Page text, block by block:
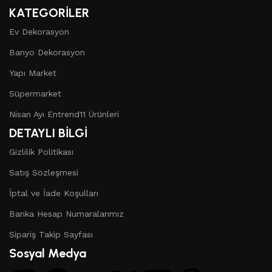
KATEGORİLER
Ev Dekorasyon
Banyo Dekorasyon
Yapı Market
Süpermarket
Nisan Ayı Entrend11 Ürünleri
DETAYLI BİLGİ
Gizlilik Politikası
Satış Sözleşmesi
İptal ve İade Koşulları
Banka Hesap Numaralarımız
Sipariş Takip Sayfası
Sosyal Medya